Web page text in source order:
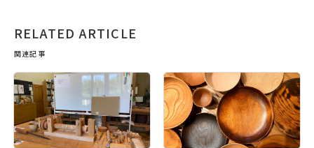
RELATED ARTICLE
関連記事